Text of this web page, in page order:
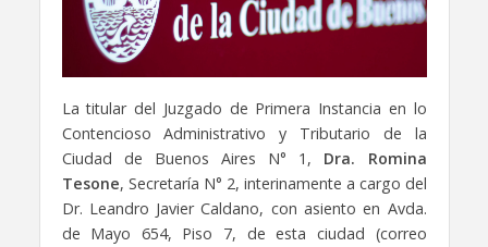
La titular del Juzgado de Primera Instancia en lo
Contencioso Administrativo y Tributario de la
Ciudad de Buenos Aires N° 1, Dra. Romina
Tesone, Secretaría N° 2, interinamente a cargo del
Dr. Leandro Javier Caldano, con asiento en Avda.
de Mayo 654, Piso 7, de esta ciudad (correo